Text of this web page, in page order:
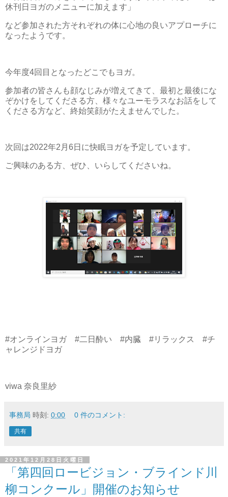
休刊日ヨガのメニューに加えます」
など参加された方それぞれの体に心地の良いアプローチに
なったようです。
今年度4回目となったどこでもヨガ。
参加者の皆さんも顔なじみが増えてきて、最初と最後にな
ぞかけをしてくださる方、様々なユーモラスなお話をして
くださる方など、終始笑顔がたえませんでした。
次回は2022年2月6日に快眠ヨガを予定しています。
ご興味のある方、ぜひ、いらしてくださいね。
#オンラインヨガ #二日酔い #内臓 #リラックス #チ
ャレンジドヨガ
viwa 奈良里紗
事務局 時刻: 0:00 0 件のコメント:
共有
2021年12月28日火曜日
「第四回ロービジョン・ブラインド川
柳コンクール」開催のお知らせ